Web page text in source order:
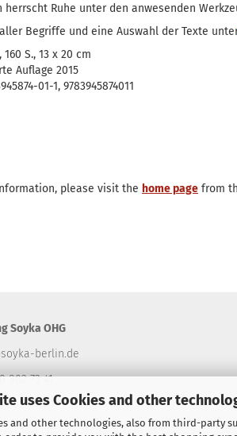
uses Cookies and other
and other technologies, also from third-party
herrscht Ruhe unter den anwesenden
Begriffe und eine Auswahl der Texte
160 S., 13 x 20 cm
Auflage 2015
01-1, 9783945874011
please visit the home page from
Soyka OHG
berlin.de
802 73 41
802 94 40